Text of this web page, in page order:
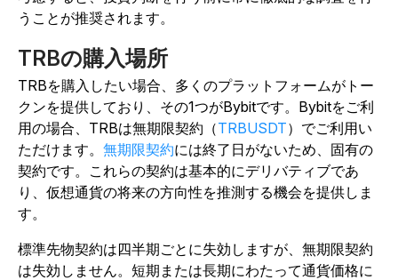
うことが推奨されます。
TRBの購入場所
TRBを購入したい場合、多くのプラットフォームがトー
クンを提供しており、その1つがBybitです。Bybitをご利
用の場合、TRBは無期限契約（TRBUSDT）でご利用い
ただけます。 無期限契約には終了日がないため、固有の
契約です。これらの契約は基本的にデリバティブであ
り、仮想通貨の将来の方向性を推測する機会を提供しま
す。
標準先物契約は四半期ごとに失効しますが、無期限契約
は失効しません。短期または長期にわたって通貨価格に